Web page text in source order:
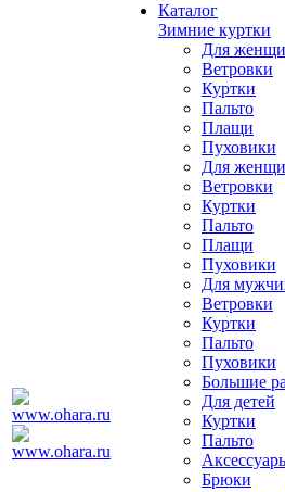
Каталог
Зимние куртки
Для
Ветровки
Куртки
Пальто
Плащи
Пуховики
Для
Ветровки
Куртки
Пальто
Плащи
Пуховики
Для
Ветровки
Куртки
Пальто
Пуховики
Большие
Для детей
Куртки
Пальто
Брюки